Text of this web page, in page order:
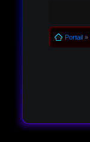
Portail»